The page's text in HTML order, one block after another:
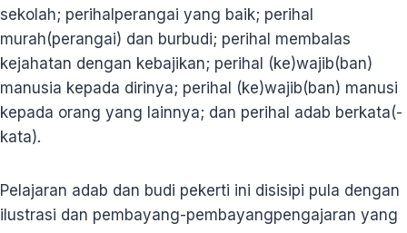
sekolah; perihalperangai yang baik; perihal
murah(perangai) dan burbudi; perihal membalas
kejahatan dengan kebajikan; perihal (ke)wajib(ban)
manusia kepada dirinya; perihal (ke)wajib(ban) manusi
kepada orang yang lainnya; dan perihal adab berkata(-
kata).
Pelajaran adab dan budi pekerti ini disisipi pula dengan
ilustrasi dan pembayang-pembayangpengajaran yang